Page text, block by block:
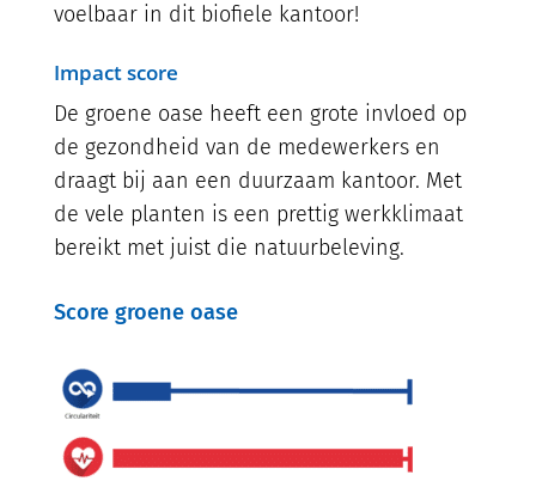
voelbaar in dit biofiele kantoor!
Impact score
De groene oase heeft een grote invloed op
de gezondheid van de medewerkers en
draagt bij aan een duurzaam kantoor. Met
de vele planten is een prettig werkklimaat
bereikt met juist die natuurbeleving.
Score groene oase